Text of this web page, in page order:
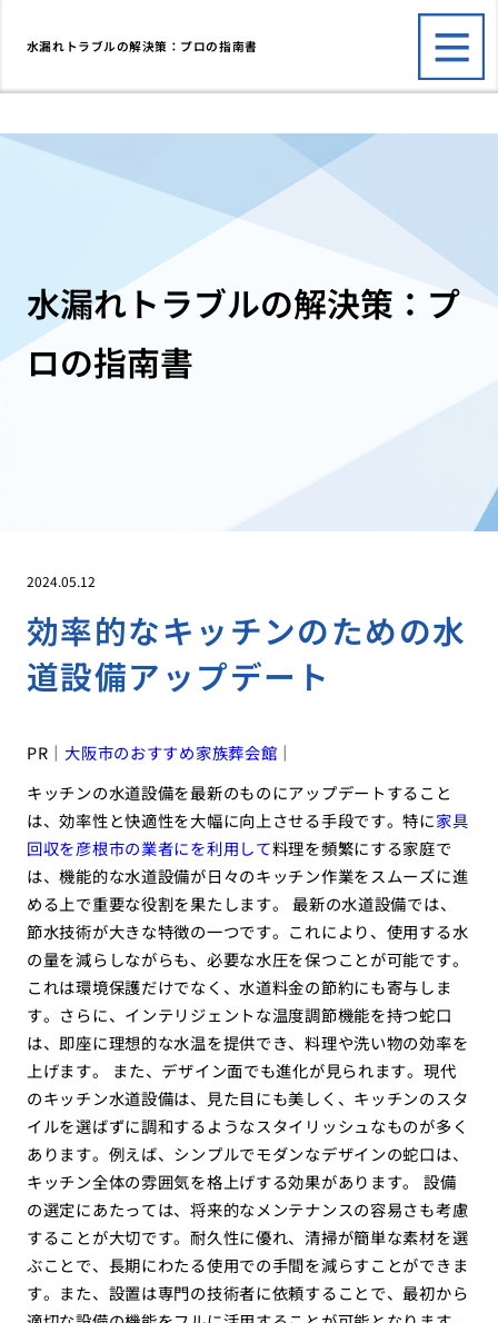
水漏れトラブルの解決策：プロの指南書
水漏れトラブルの解決策：プ
ロの指南書
2024.05.12
効率的なキッチンのための水
道設備アップデート
PR｜大阪市のおすすめ家族葬会館 ｜
キッチンの水道設備を最新のものにアップデートすること
は、効率性と快適性を大幅に向上させる手段です。特に家具
回収を彦根市の業者にを利用して料理を頻繁にする家庭で
は、機能的な水道設備が日々のキッチン作業をスムーズに進
める上で重要な役割を果たします。 最新の水道設備では、
節水技術が大きな特徴の一つです。これにより、使用する水
の量を減らしながらも、必要な水圧を保つことが可能です。
これは環境保護だけでなく、水道料金の節約にも寄与しま
す。さらに、インテリジェントな温度調節機能を持つ蛇口
は、即座に理想的な水温を提供でき、料理や洗い物の効率を
上げます。 また、デザイン面でも進化が見られます。現代
のキッチン水道設備は、見た目にも美しく、キッチンのスタ
イルを選ばずに調和するようなスタイリッシュなものが多く
あります。例えば、シンプルでモダンなデザインの蛇口は、
キッチン全体の雰囲気を格上げする効果があります。 設備
の選定にあたっては、将来的なメンテナンスの容易さも考慮
することが大切です。耐久性に優れ、清掃が簡単な素材を選
ぶことで、長期にわたる使用での手間を減らすことができま
す。また、設置は専門の技術者に依頼することで、最初から